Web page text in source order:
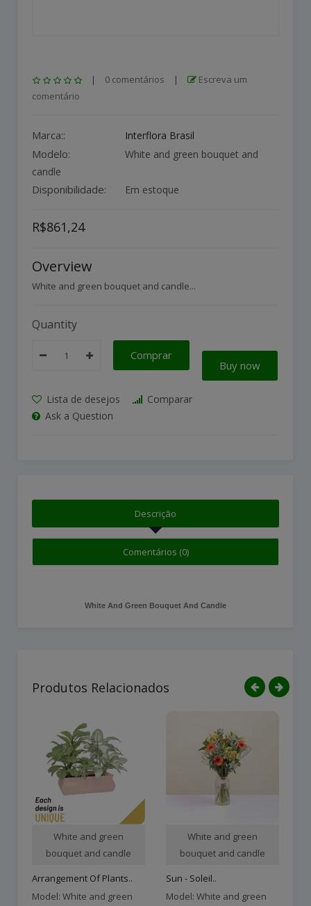
| 0 comentários |
Escreva um
comentário
Marca:: Interflora Brasil
Modelo:
White and green bouquet and
candle
Disponibilidade: Em estoque
R$861,24
Overview
White and green bouquet and candle...
Quantity
Comprar
Buy now
Lista de desejos
Comparar
Ask a Question
Descrição
Comentários (0)
White And Green Bouquet And Candle
Produtos Relacionados
White and green
bouquet and candle
Arrangement Of Plants..
Model: White and green
White and green
bouquet and candle
Sun - Soleil..
Model: White and green